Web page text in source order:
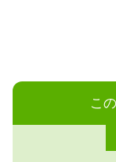
こ